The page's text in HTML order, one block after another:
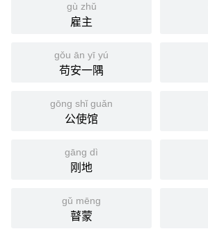
gù zhǔ
雇主
gǒu ān yī yú
苟安一隅
gōng shǐ guǎn
公使馆
gāng dì
刚地
gǔ mēng
瞽蒙